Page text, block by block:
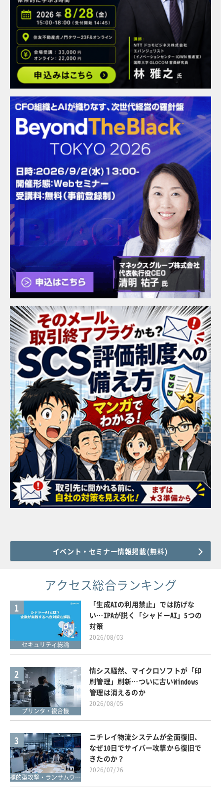
イベント・セミナー情報掲載(無料)
アクセス総合ランキング
1
セキュリティ総論
「生成AIの利用禁止」では防げな
い…IPAが説く「シャドーAI」5つの
対策
2026/08/03
2
プリンタ・複合機
情シス騒然、マイクロソフトが「印
刷管理」刷新…ついに古いWindows
管理は消えるのか
2026/08/05
3
標的型攻撃・ランサムウェア対策
ニチレイ物流システムが全面復旧、
なぜ10日でサイバー攻撃から復旧で
きたのか？
2026/07/26